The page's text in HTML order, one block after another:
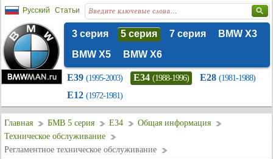
Русский Статьи
3 серия 5 серия 7 серия
BMW X3
BMW X5
BMW X6
E39 (1995-2003) E34 (1988-1996) E28 (1981-1988)
E12 (1972-1981)
Главная БМВ 5 серия E34
Общая информация
Техническое обслуживание
Регламентное техническое обслуживание